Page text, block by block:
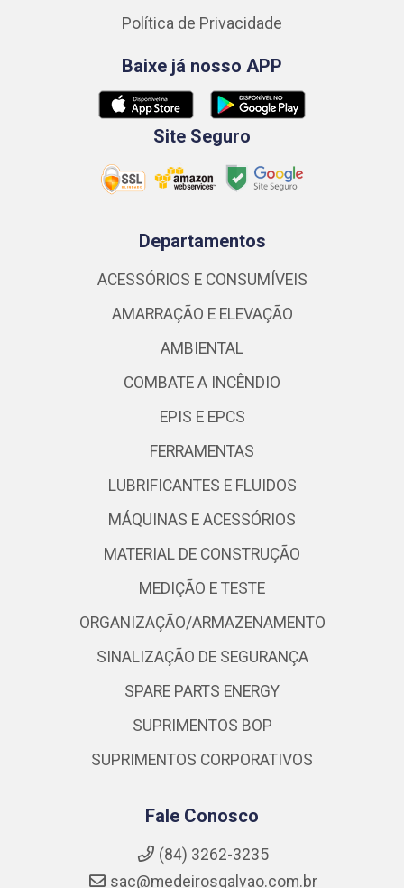
Política de Privacidade
Baixe já nosso APP
Site Seguro
Departamentos
ACESSÓRIOS E CONSUMÍVEIS
AMARRAÇÃO E ELEVAÇÃO
AMBIENTAL
COMBATE A INCÊNDIO
EPIS E EPCS
FERRAMENTAS
LUBRIFICANTES E FLUIDOS
MÁQUINAS E ACESSÓRIOS
MATERIAL DE CONSTRUÇÃO
MEDIÇÃO E TESTE
ORGANIZAÇÃO/ARMAZENAMENTO
SINALIZAÇÃO DE SEGURANÇA
SPARE PARTS ENERGY
SUPRIMENTOS BOP
SUPRIMENTOS CORPORATIVOS
Fale Conosco
(84) 3262-3235
sac@medeirosgalvao.com.br